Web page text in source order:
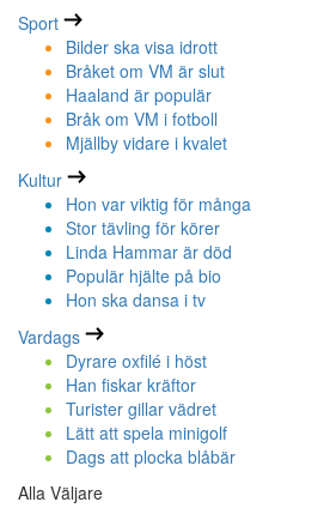
Sport
Bilder ska visa idrott
Bråket om VM är slut
Haaland är populär
Bråk om VM i fotboll
Mjällby vidare i kvalet
Kultur
Hon var viktig för många
Stor tävling för körer
Linda Hammar är död
Populär hjälte på bio
Hon ska dansa i tv
Vardags
Dyrare oxfilé i höst
Han fiskar kräftor
Turister gillar vädret
Lätt att spela minigolf
Dags att plocka blåbär
Alla Väljare